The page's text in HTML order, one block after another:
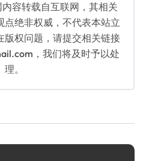
内容转载自互联网，其相关
点绝非权威，不代表本站立
版权问题，请提交相关链接
，我们将及时予以处
理。